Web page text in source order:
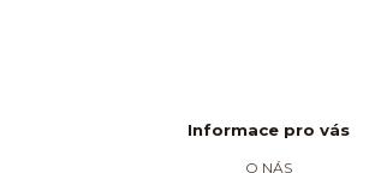
Informace pro vás
O NÁS